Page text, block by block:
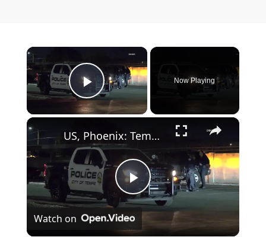
×
Play Video
Now Playing
×
Play Video
US, Phoenix: Tempe Apartment Complex Shooting Investigation.
Watch on